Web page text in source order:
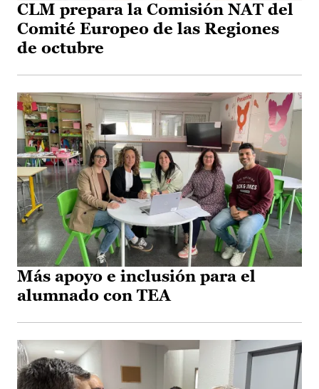
CLM prepara la Comisión NAT del
Comité Europeo de las Regiones
de octubre
Más apoyo e inclusión para el
alumnado con TEA